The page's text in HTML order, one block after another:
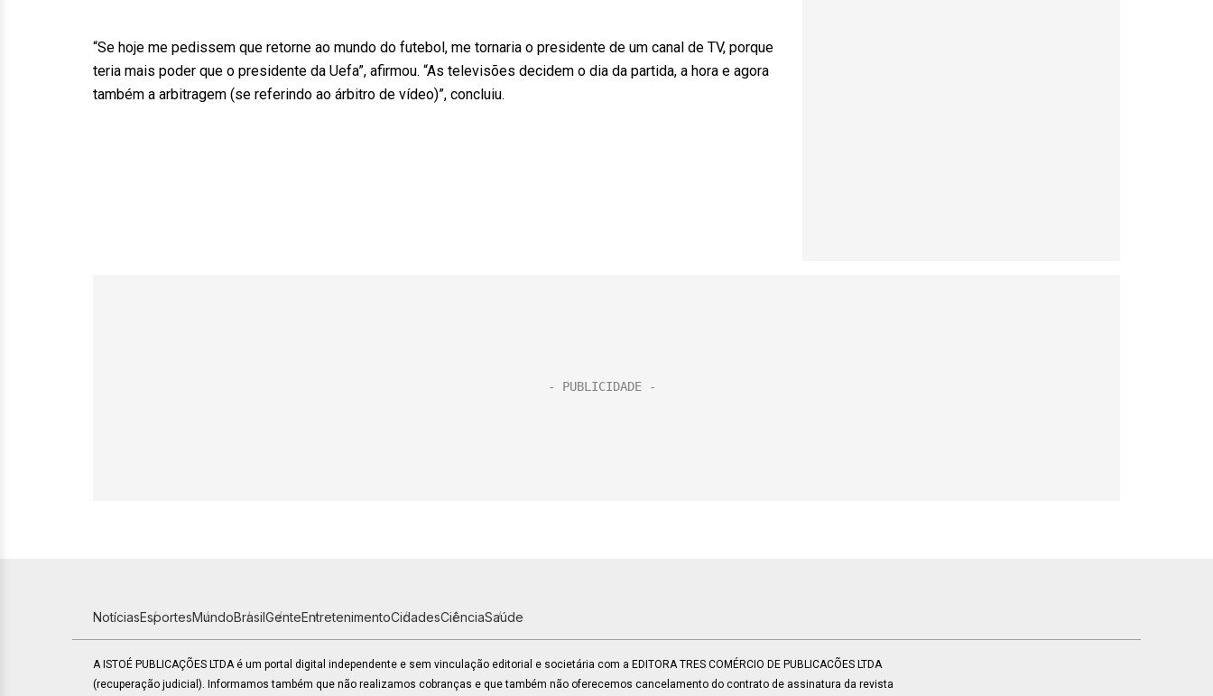
“Se hoje me pedissem que retorne ao mundo do futebol, me tornaria o presidente de um canal de TV, porque
teria mais poder que o presidente da Uefa”, afirmou. “As televisões decidem o dia da partida, a hora e agora
também a arbitragem (se referindo ao árbitro de vídeo)”, concluiu.
NotíciasEsportesMundoBrasilGenteEntretenimentoCidadesCiênciaSaúde
A ISTOÉ PUBLICAÇÕES LTDA é um portal digital independente e sem vinculação editorial e societária com a EDITORA TRES COMÉRCIO DE PUBLICACÕES LTDA
(recuperação judicial). Informamos também que não realizamos cobranças e que também não oferecemos cancelamento do contrato de assinatura da revista